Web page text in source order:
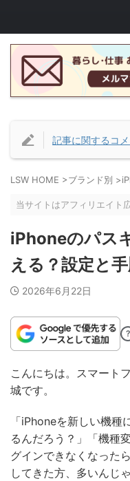
記事に関するコ
LSW HOME >ブランド別 >
当サイトはアフィリエイト
iPhoneのパス
える？設定と
2026年6月22日
?
こんにちは。スマート
城です。
「iPhoneを新しい機
るんだろう？」「機種
グインできなくなった
してきた方、多いんじ